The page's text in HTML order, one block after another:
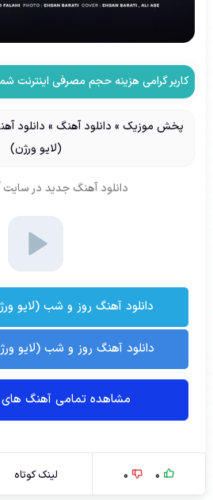
کاربر گرامی هزینه حجم مصرفی اینترنت
پخش موزیک » دانلود آهنگ » دانلود
(لایو ورژن)
دانلود آهنگ جدید در سایت
دانلود آهنگ روز و شب (لایو
دانلود آهنگ روز و شب (لایو
مشاهده تمامی آهنگ های
0
0 لینک کوتاه